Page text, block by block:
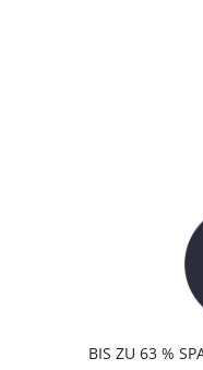
BIS ZU 63 %